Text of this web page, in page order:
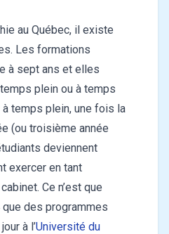
au Québec, il existe
Les formations
à sept ans et elles
plein ou à temps
temps plein, une fois la
(ou troisième année
deviennent
exercer en tant
Ce n’est que
que des programmes
à l’Université du